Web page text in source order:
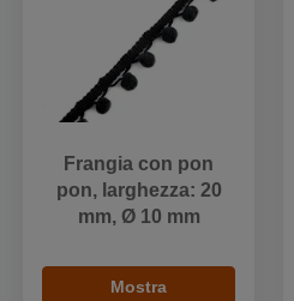
Frangia con pon
pon, larghezza: 20
mm, Ø 10 mm
Mostra